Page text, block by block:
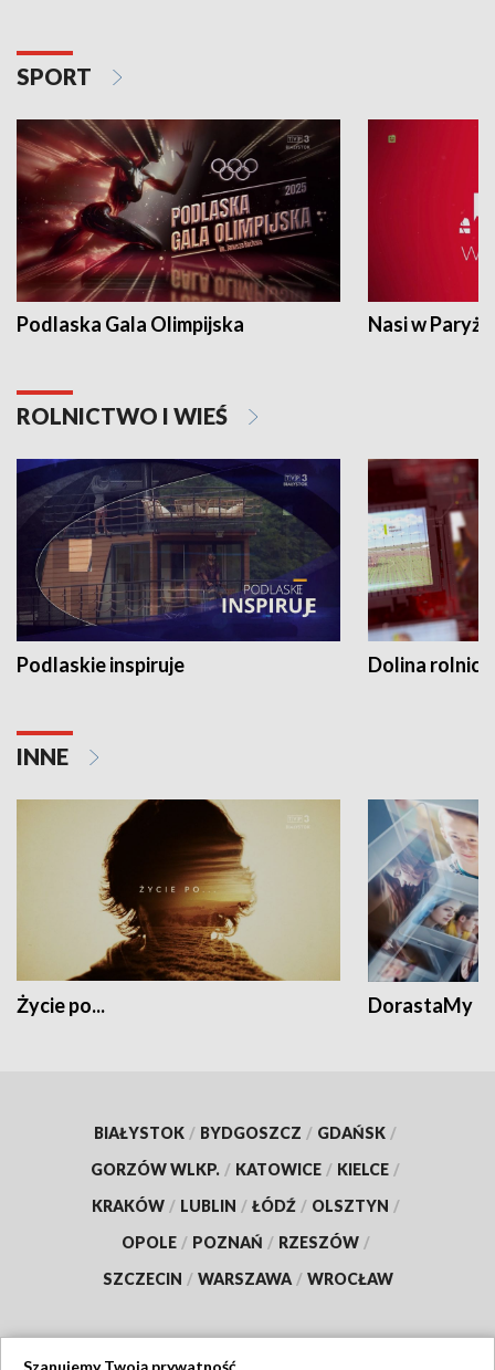
SPORT
Podlaska Gala Olimpijska Nasi w Paryżu
ROLNICTWO I WIEŚ
Podlaskie inspiruje Dolina
INNE
Życie po... DorastaMy
BIAŁYSTOK / BYDGOSZCZ / GDAŃSK /
GORZÓW WLKP. / KATOWICE / KIELCE /
KRAKÓW / LUBLIN / ŁÓDŹ / OLSZTYN /
OPOLE / POZNAŃ / RZESZÓW /
SZCZECIN / WARSZAWA / WROCŁAW
Szanujemy Twoją prywatność